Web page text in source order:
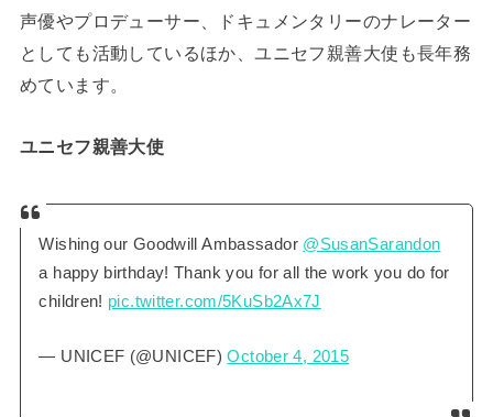
声優やプロデューサー、ドキュメンタリーのナレーター
としても活動しているほか、ユニセフ親善大使も長年務
めています。
ユニセフ親善大使
Wishing our Goodwill Ambassador @SusanSarandon
a happy birthday! Thank you for all the work you do for
children! pic.twitter.com/5KuSb2Ax7J
— UNICEF (@UNICEF)October 4, 2015